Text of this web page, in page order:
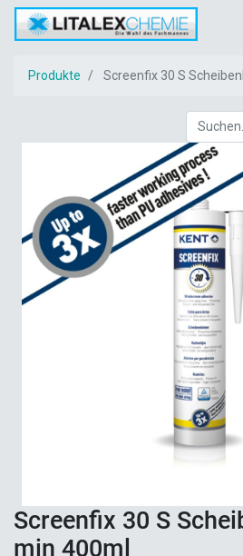
Produkte Screenfix 30 S
Screenfix 30 S
min 400ml